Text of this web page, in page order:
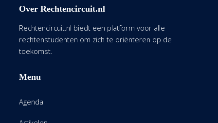
Over Rechtencircuit.nl
Rechtencircuit.nl biedt een platform voor alle
rechtenstudenten om zich te oriënteren op de
toekomst.
Menu
Agenda